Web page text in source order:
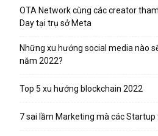
OTA Network cùng các creator
Day tại trụ sở Meta
Những xu hướng social media nào
năm 2022?
Top 5 xu hướng blockchain 2022
7 sai lầm Marketing mà các